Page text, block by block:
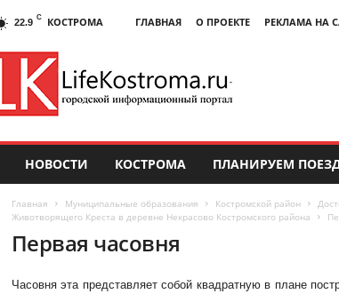
22.9 C КОСТРОМА ГЛАВНАЯ О ПРОЕКТЕ РЕКЛАМА НА
НОВОСТИ КОСТРОМА ПЛАНИРУЕМ
Главная Муниципальные образования Костромской район
Животворящего Креста в деревне Некрасово Костромского района
Первая часовня
Часовня эта представляет собой квадратную в плане